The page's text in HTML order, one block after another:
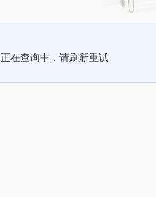
正在查询中，请刷新重试